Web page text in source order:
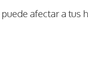
afectar a tus